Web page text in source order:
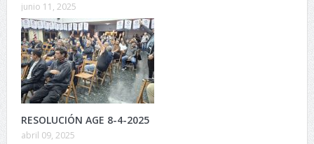
junio 11, 2025
RESOLUCIÓN AGE 8-4-2025
abril 09, 2025